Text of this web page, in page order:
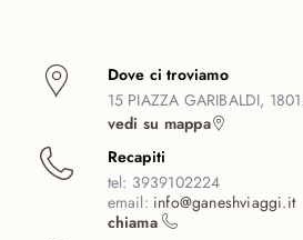
Dove ci troviamo
15 PIAZZA GARIBALDI,
vedi su mappa
Recapiti
tel: 3939102224
email: info@ganeshviaggi.it
chiama